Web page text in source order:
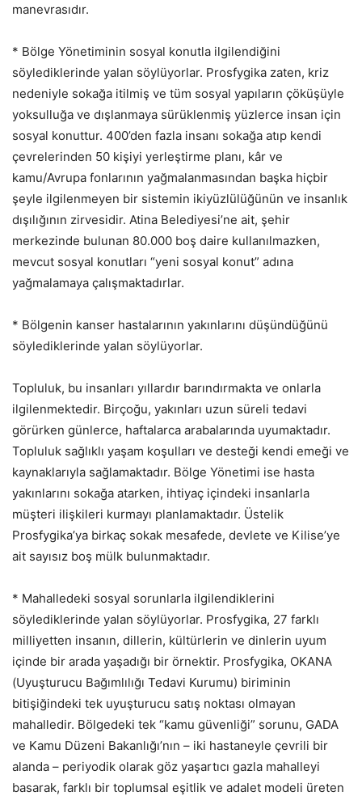
manevrasıdır.
* Bölge Yönetiminin sosyal konutla ilgilendiğini
söylediklerinde yalan söylüyorlar. Prosfygika zaten, kriz
nedeniyle sokağa itilmiş ve tüm sosyal yapıların çöküşüyle
yoksulluğa ve dışlanmaya sürüklenmiş yüzlerce insan için
sosyal konuttur. 400’den fazla insanı sokağa atıp kendi
çevrelerinden 50 kişiyi yerleştirme planı, kâr ve
kamu/Avrupa fonlarının yağmalanmasından başka hiçbir
şeyle ilgilenmeyen bir sistemin ikiyüzlülüğünün ve insanlık
dışılığının zirvesidir. Atina Belediyesi’ne ait, şehir
merkezinde bulunan 80.000 boş daire kullanılmazken,
mevcut sosyal konutları “yeni sosyal konut” adına
yağmalamaya çalışmaktadırlar.
* Bölgenin kanser hastalarının yakınlarını düşündüğünü
söylediklerinde yalan söylüyorlar.
Topluluk, bu insanları yıllardır barındırmakta ve onlarla
ilgilenmektedir. Birçoğu, yakınları uzun süreli tedavi
görürken günlerce, haftalarca arabalarında uyumaktadır.
Topluluk sağlıklı yaşam koşulları ve desteği kendi emeği ve
kaynaklarıyla sağlamaktadır. Bölge Yönetimi ise hasta
yakınlarını sokağa atarken, ihtiyaç içindeki insanlarla
müşteri ilişkileri kurmayı planlamaktadır. Üstelik
Prosfygika’ya birkaç sokak mesafede, devlete ve Kilise’ye
ait sayısız boş mülk bulunmaktadır.
* Mahalledeki sosyal sorunlarla ilgilendiklerini
söylediklerinde yalan söylüyorlar. Prosfygika, 27 farklı
milliyetten insanın, dillerin, kültürlerin ve dinlerin uyum
içinde bir arada yaşadığı bir örnektir. Prosfygika, OKANA
(Uyuşturucu Bağımlılığı Tedavi Kurumu) biriminin
bitişiğindeki tek uyuşturucu satış noktası olmayan
mahalledir. Bölgedeki tek “kamu güvenliği” sorunu, GADA
ve Kamu Düzeni Bakanlığı’nın – iki hastaneyle çevrili bir
alanda – periyodik olarak göz yaşartıcı gazla mahalleyi
basarak, farklı bir toplumsal eşitlik ve adalet modeli üreten